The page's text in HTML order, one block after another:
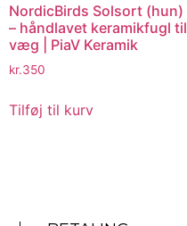
NordicBirds Solsort (hun)
– håndlavet keramikfugl til
væg | PiaV Keramik
kr.350
Tilføj til kurv